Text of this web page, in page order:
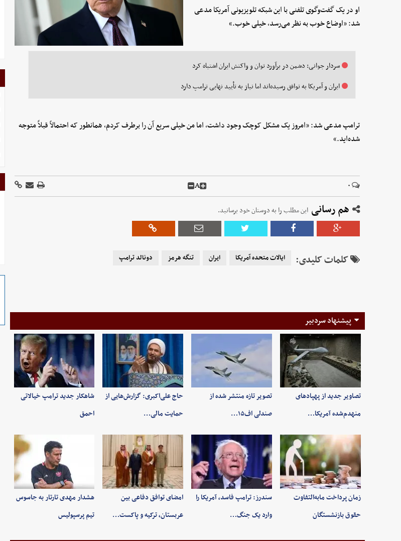
او در یک گفت‌وگوی تلفنی با این شبکه تلویزیونی آمریکا مدعی
شد: «اوضاع خوب به نظر می‌رسد، خیلی خوب.»
سردار جوانی: دشمن در برآورد توان و واکنش ایران اشتباه کرد
ایران و آمریکا به توافق رسیده‌اند اما نیاز به تأیید نهایی ترامپ دارد
ترامپ مدعی شد: «امروز یک مشکل کوچک وجود داشت، اما من خیلی سریع آن را برطرف کردم، همانطور که احتمالاً قبلاً متوجه
شده‌اید.»
۰ A
هم رسانی این مطلب را به دوستان خود برسانید.
کلمات کلیدی: ایالات متحده آمریکا ایران تنگه هرمز دونالد ترامپ
پیشنهاد سردبیر
تصاویر جدید از پهپادهای
منهدم‌شده آمریکا…
تصویر تازه منتشر شده از
صندلی اف۱۵…
حاج علی‌اکبری: گزارش‌هایی از
حمایت مالی…
شاهکار جدید ترامپ خیالاتی
احمق
زمان پرداخت مابه‌التفاوت
حقوق بازنشستگان
سندرز: ترامپ فاسد، آمریکا را
وارد یک جنگ…
امضای توافق دفاعی بین
عربستان، ترکیه و پاکست…
هشدار مهدی تارتار به جاسوس
تیم پرسپولیس